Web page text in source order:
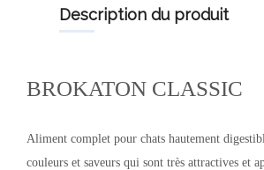
description du produit
BROKATON CLASSIC
Aliment complet pour chats hautement
couleurs et saveurs qui sont très attractives et